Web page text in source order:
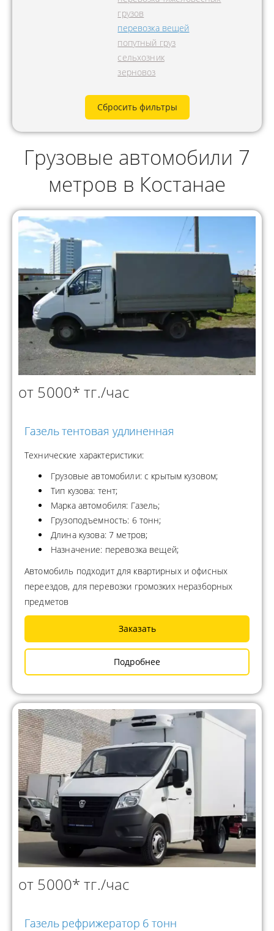
грузов
перевозка вещей
попутный груз
сельхозник
зерновоз
Сбросить фильтры
Грузовые автомобили 7
метров в Костанае
от 5000* тг./час
Газель тентовая удлиненная
Технические характеристики:
Грузовые автомобили: с крытым кузовом;
Тип кузова: тент;
Марка автомобиля: Газель;
Грузоподъемность: 6 тонн;
Длина кузова: 7 метров;
Назначение: перевозка вещей;
Автомобиль подходит для квартирных и офисных
переездов, для перевозки громозких неразборных
предметов
Заказать
Подробнее
от 5000* тг./час
Газель рефрижератор 6 тонн